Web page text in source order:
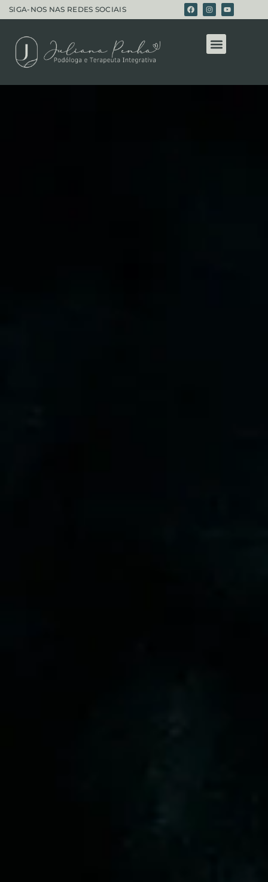
SIGA-NOS NAS REDES SOCIAIS